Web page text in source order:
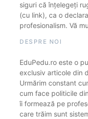
siguri că înțelegeți
(cu link), ca o
profesionalism. Vă
DESPRE NOI
EduPedu.ro este o
exclusiv articole din
Urmărim constant
cum face politicile
îi formează pe
care trăim sunt